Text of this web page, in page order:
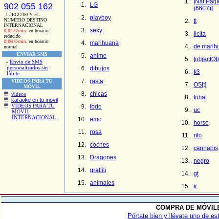
LG
playboy
sexy
marihuana
anime
dibujos
rasta
chicas
todo
emo
rosa
coches
Dragones
graffiti
animales
[Nat
(6607)]
tt
licita
de
k3
OS[t]
tribal
uc
horse
rito
cannabis
negro
gt
ir
902 055 162
LUEGO 00 Y EL
NUMERO DESTINO
INTERNACIONAL
0,04 €/min. en horario
reducido
0,06 €/min. en horario
normal
ENVIAR SMS
» Envio de SMS
personalizados sin
límite
VIDEOS PARA TU
MÓVIL
videos
karaoke en tu movil
VIDEOS PARA TU
MOVIL
INTERNACIONAL
COMPRA DE
Pórtate bien y llévate uno de